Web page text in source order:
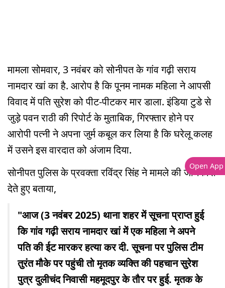
मामला सोमवार, 3 नवंबर को सोनीपत के गांव गढ़ी सराय
नामदार खां का है. आरोप है कि पूनम नामक महिला ने आपसी
विवाद में पति सुरेश को पीट-पीटकर मार डाला. इंडिया टुडे से
जुड़े पवन राठी की रिपोर्ट के मुताबिक, गिरफ्तार होने पर
आरोपी पत्नी ने अपना जुर्म कबूल कर लिया है कि घरेलू कलह
में उसने इस वारदात को अंजाम दिया.
सोनीपत पुलिस के प्रवक्ता रविंद्र सिंह ने मामले की जानकारी
देते हुए बताया,
"आज (3 नवंबर 2025) थाना शहर में सूचना प्राप्त हुई
कि गांव गढ़ी सराय नामदार खां में एक महिला ने अपने
पति की ईट मारकर हत्या कर दी. सूचना पर पुलिस टीम
तुरंत मौके पर पहुंची तो मृतक व्यक्ति की पहचान सुरेश
पुत्र दुलीचंद निवासी महमूदपुर के तौर पर हुई. मृतक के
Open App